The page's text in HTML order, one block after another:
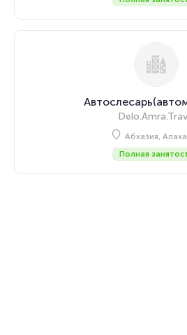
Абхазия,
Полная